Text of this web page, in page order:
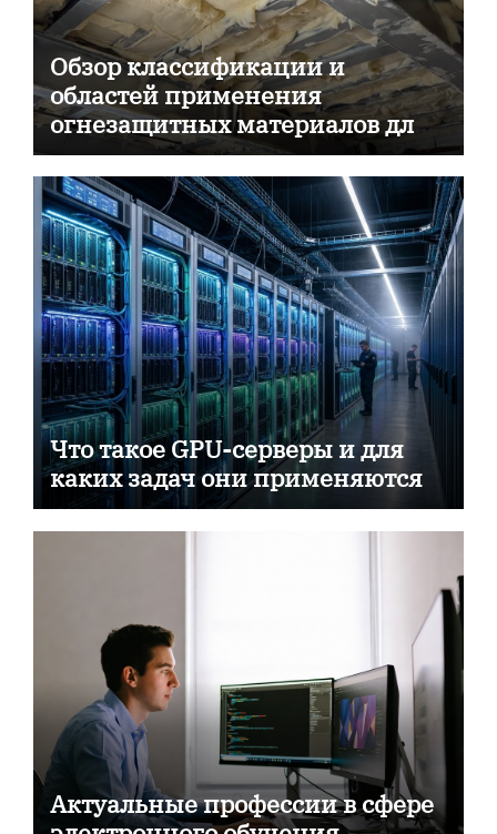
Обзор классификации и
областей применения
огнезащитных материалов для
пассивной противопожарной
защиты
Что такое GPU-серверы и для
каких задач они применяются
Актуальные профессии в сфере